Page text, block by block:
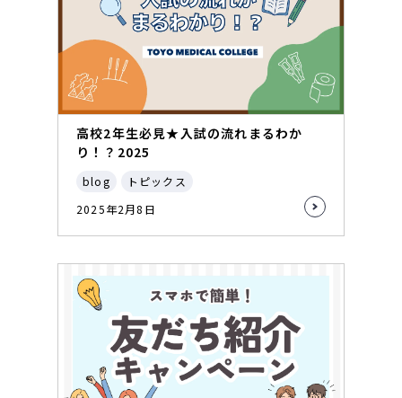
高校2年生必見★入試の流れまるわか
り！？2025
blog
トピックス
2025年2月8日